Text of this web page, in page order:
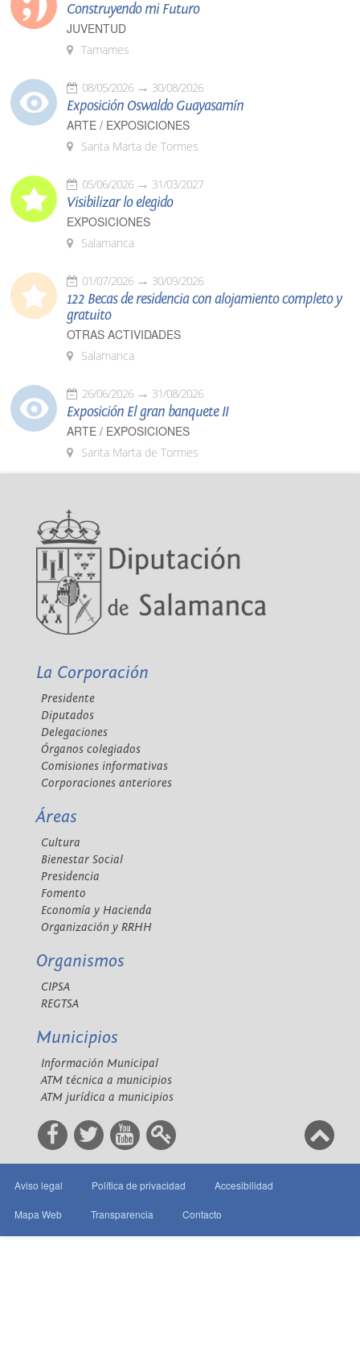
Construyendo mi Futuro
JUVENTUD
Tamames
08/05/2026 30/08/2026
Exposición Oswaldo Guayasamín
ARTE / EXPOSICIONES
Santa Marta de Tormes
05/06/2026 31/03/2027
Visibilizar lo elegido
EXPOSICIONES
Salamanca
01/07/2026 30/09/2026
122 Becas de residencia con alojamiento completo y
gratuito
OTRAS ACTIVIDADES
Salamanca
26/06/2026 31/08/2026
Exposición El gran banquete II
ARTE / EXPOSICIONES
Santa Marta de Tormes
La Corporación
Presidente
Diputados
Delegaciones
Órganos colegiados
Comisiones informativas
Corporaciones anteriores
Áreas
Cultura
Bienestar Social
Presidencia
Fomento
Economía y Hacienda
Organización y RRHH
Organismos
CIPSA
REGTSA
Municipios
Información Municipal
ATM técnica a municipios
ATM jurídica a municipios
Aviso legal Política de privacidad Accesibilidad
Mapa Web Transparencia Contacto